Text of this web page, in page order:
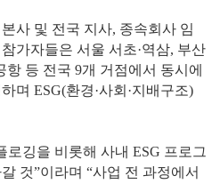
사 및 전국 지사, 종속회사 임
가자들은 서울 서초·역삼, 부산
등 전국 9개 거점에서 동시에
며 ESG(환경·사회·지배구조)
로깅을 비롯해 사내 ESG 프로그
것”이라며 “사업 전 과정에서